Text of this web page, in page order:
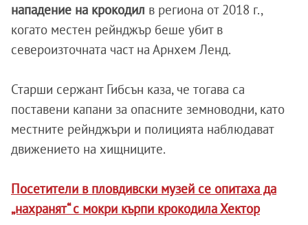
нападение на крокодил в региона от 2018 г.,
когато местен рейнджър беше убит в
североизточната част на Арнхем Ленд.
Старши сержант Гибсън каза, че тогава са
поставени капани за опасните земноводни, като
местните рейнджъри и полицията наблюдават
движението на хищниците.
Посетители в пловдивски музей се опитаха да
„нахранят“ с мокри кърпи крокодила Хектор